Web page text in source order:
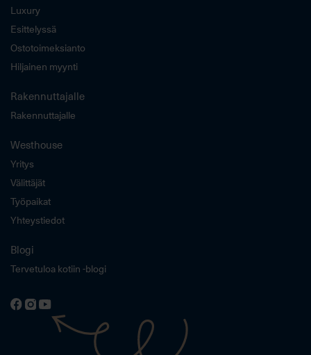
Luxury
Esittelyssä
Ostotoimeksianto
Hiljainen myynti
Rakennuttajalle
Rakennuttajalle
Westhouse
Yritys
Välittäjät
Työpaikat
Yhteystiedot
Blogi
Tervetuloa kotiin -blogi